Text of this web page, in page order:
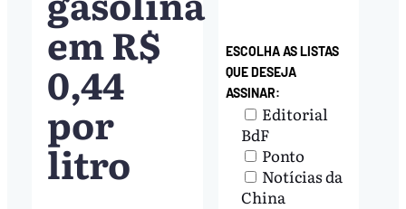
em R$
0,44
por
litro
ESCOLHA AS LISTAS
QUE DESEJA
ASSINAR:
Editorial
BdF
Ponto
Notícias da
China